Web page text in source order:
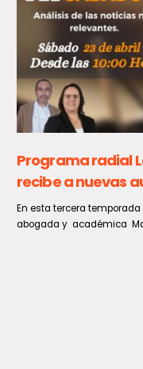
GORE Maule
Paso Pehuenche